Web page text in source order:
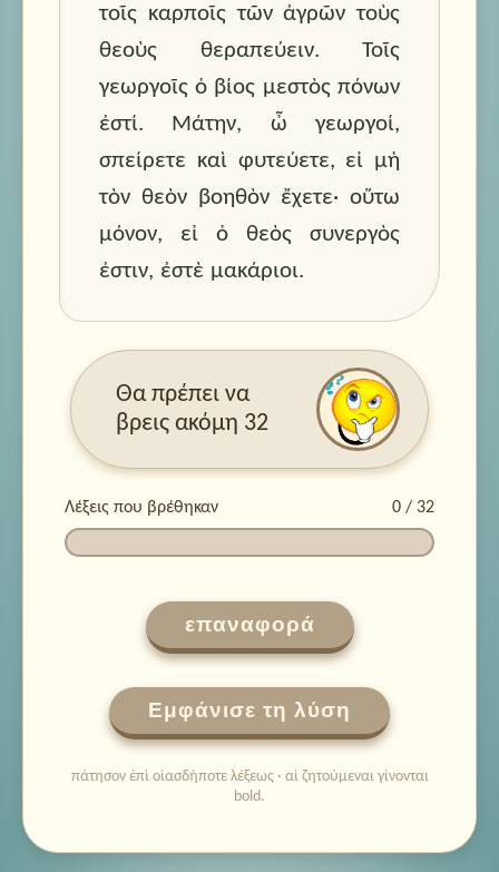
τοῖς καρποῖς τῶν ἀγρῶν τοὺς
θεοὺς
θεραπεύειν.
Τοῖς
γεωργοῖς ὁ βίος μεστὸς πόνων
ἐστί.
Μάτην, ὦ γεωργοί,
σπείρετε καὶ φυτεύετε, εἰ μὴ
τὸν θεὸν βοηθὸν ἔχετε· οὕτω
μόνον,
εἰ ὁ θεὸς
συνεργὸς
ἐστιν, ἐστὲ μακάριοι.
Θα πρέπει να
βρεις ακόμη 32
Λέξεις που βρέθηκαν 0 / 32
επαναφορά
Εμφάνισε τη λύση
πάτησον ἐπὶ οἱασδήποτε λέξεως · αἱ ζητούμεναι γίνονται
bold.